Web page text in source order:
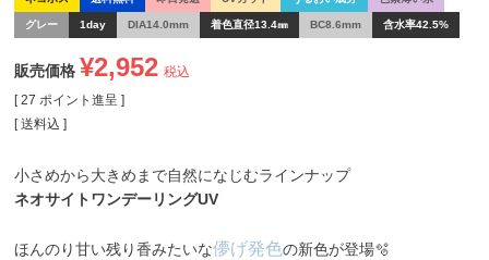
グレー 1day DIA14.0mm 着色直径13.4㎜ BC8.6mm 含水率42.5%
販売価格 ¥2,952 税込
[ 27 ポイント進呈 ]
送料込
小さめから大きめまで自然になじむラインナップ
ネオサイトワンデーリングUV
ほんのり甘い残り香みたいな儚げ発色の新色が登場🫧